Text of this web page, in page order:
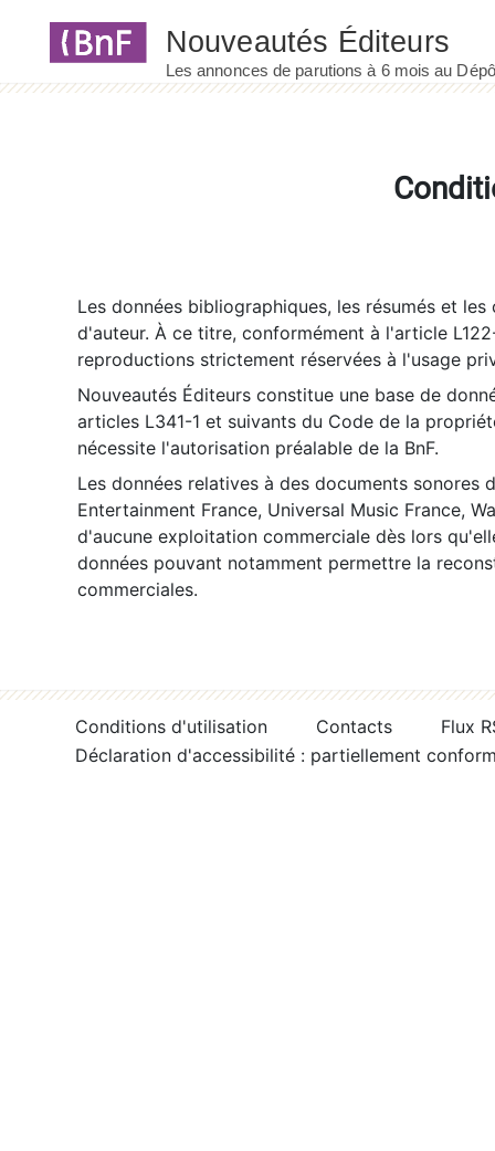
Les données bibliographiques, les résumés et
d'auteur. À ce titre, conformément à l'article
reproductions strictement réservées à l'usage
Nouveautés Éditeurs constitue une base de
articles L341-1 et suivants du Code de la
nécessite l'autorisation préalable de la BnF.
Les données relatives à des documents sonores
Entertainment France, Universal Music France,
d'aucune exploitation commerciale dès lors
données pouvant notamment permettre la
commerciales.
Conditions d'utilisation Contacts
Flux
Déclaration d'accessibilité : partiellement